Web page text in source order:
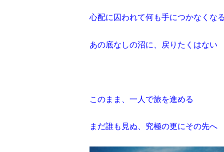
心配に囚われて何も手につかなくな
あの底なしの沼に、戻りたくはない
このまま、一人で旅を進める
まだ誰も見ぬ、究極の更にその先へ